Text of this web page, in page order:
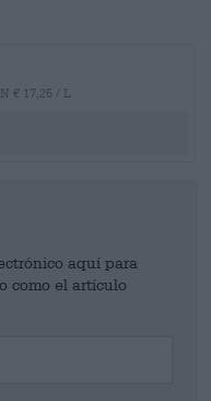
€ 17,25 / L
aquí para
como el artículo